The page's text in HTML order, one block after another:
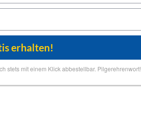
stets mit einem Klick abbestellbar. Pilgerehrenwort!